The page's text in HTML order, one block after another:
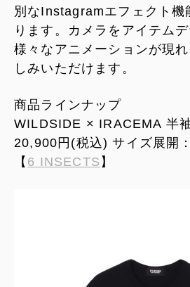
別なInstagramエフェクト機
ります。カメラをアイテム
様々なアニメーションが現
しみいただけます。
商品ラインナップ
WILDSIDE × IRACEMA 半
20,900円(税込) サイズ展開
【 6 INSECTS 】